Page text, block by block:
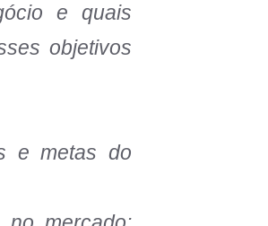
e quais
objetivos
e metas do